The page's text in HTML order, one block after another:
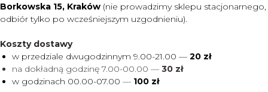
Borkowska 15, Kraków (nie prowadzimy sklepu stacjonarnego,
odbiór tylko po wcześniejszym uzgodnieniu).
Koszty dostawy
w przedziale dwugodzinnym 9.00-21.00 — 20 zł
na dokładną godzinę 7.00-00.00 — 30 zł
w godzinach 00.00-07.00 — 100 zł